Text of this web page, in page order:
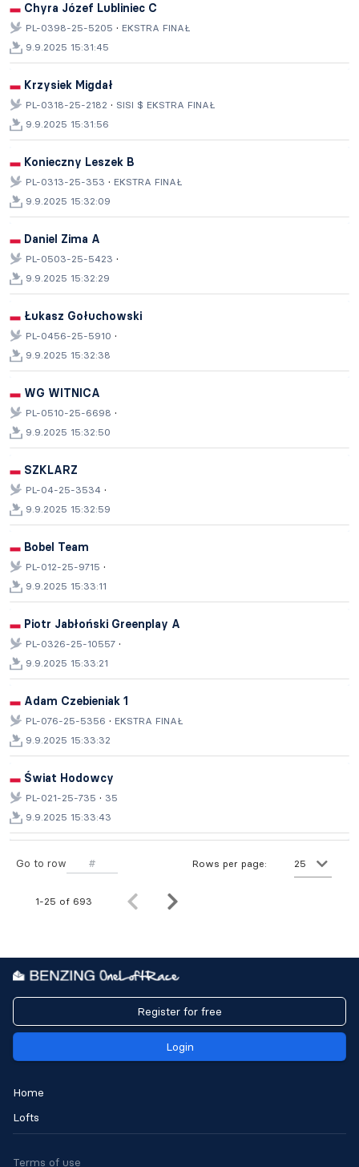
Chyra Józef Lubliniec C
PL-0398-25-5205 · EKSTRA FINAŁ
9.9.2025 15:31:45
Krzysiek Migdał
PL-0318-25-2182 · SISI $ EKSTRA FINAŁ
9.9.2025 15:31:56
Konieczny Leszek B
PL-0313-25-353 · EKSTRA FINAŁ
9.9.2025 15:32:09
Daniel Zima A
PL-0503-25-5423 ·
9.9.2025 15:32:29
Łukasz Gołuchowski
PL-0456-25-5910 ·
9.9.2025 15:32:38
WG WITNICA
PL-0510-25-6698 ·
9.9.2025 15:32:50
SZKLARZ
PL-04-25-3534 ·
9.9.2025 15:32:59
Bobel Team
PL-012-25-9715 ·
9.9.2025 15:33:11
Piotr Jabłoński Greenplay A
PL-0326-25-10557 ·
9.9.2025 15:33:21
Adam Czebieniak 1
PL-076-25-5356 · EKSTRA FINAŁ
9.9.2025 15:33:32
Świat Hodowcy
PL-021-25-735 · 35
9.9.2025 15:33:43
Go to row Rows per page: 25
1-25 of 693
Register for free
Login
Home
Lofts
Terms of use